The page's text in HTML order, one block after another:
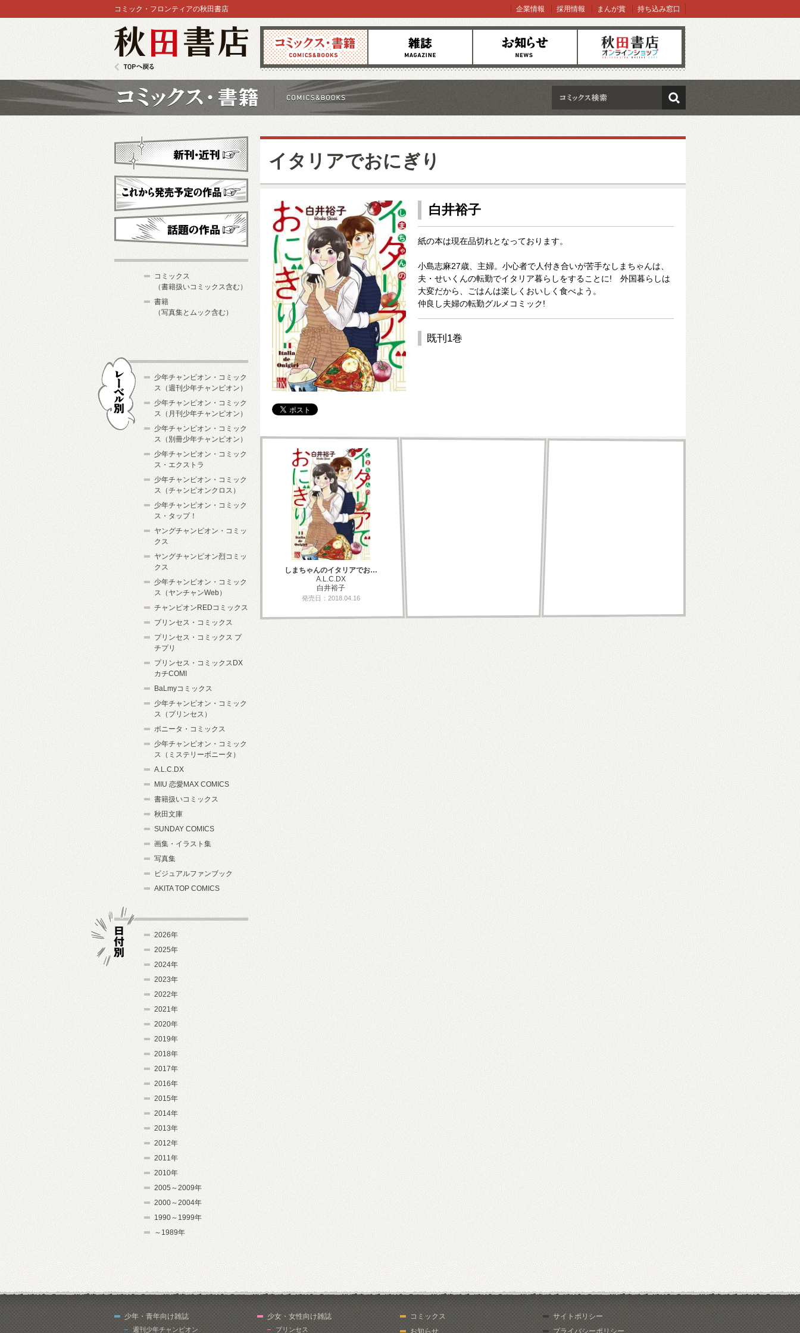
コミックス 雑誌 お知らせ オンラインショップ
コミック・フロンティアの秋田書店 企業情報 採用情報 まんが賞 持ち込み窓口
検索
イタリアでおにぎり
白井裕子
紙の本は現在品切れとなっております。
小島志麻27歳、主婦。小心者で人付き合いが苦手なしまちゃんは、
夫・せいくんの転勤でイタリア暮らしをすることに! 外国暮らしは
大変だから、ごはんは楽しくおいしく食べよう。
仲良し夫婦の転勤グルメコミック!
既刊1巻
しまちゃんのイタリアでお…
A.L.C.DX
白井裕子
発売日：2018.04.16
新刊・近刊
これから発売予定
コミックス
（書籍扱いコミックス含む）
書籍
（写真集とムック含む）
少年チャンピオン・コミック
ス（週刊少年チャンピオン）
少年チャンピオン・コミック
ス（月刊少年チャンピオン）
少年チャンピオン・コミック
ス（別冊少年チャンピオン）
少年チャンピオン・コミック
ス・エクストラ
少年チャンピオン・コミック
ス（チャンピオンクロス）
少年チャンピオン・コミック
ス・タップ！
ヤングチャンピオン・コミッ
クス
ヤングチャンピオン烈コミッ
クス
少年チャンピオン・コミック
ス（ヤンチャンWeb）
チャンピオンREDコミックス
プリンセス・コミックス
プリンセス・コミックス プ
チプリ
プリンセス・コミックスDX
カチCOMI
BaLmyコミックス
少年チャンピオン・コミック
ス（プリンセス）
ボニータ・コミックス
少年チャンピオン・コミック
ス（ミステリーボニータ）
A.L.C.DX
MIU 恋愛MAX COMICS
書籍扱いコミックス
秋田文庫
SUNDAY COMICS
画集・イラスト集
写真集
ビジュアルファンブック
AKITA TOP COMICS
2026年
2025年
2024年
2023年
2022年
2021年
2020年
2019年
2018年
2017年
2016年
2015年
2014年
2013年
2012年
2011年
2010年
2005～2009年
2000～2004年
1990～1999年
～1989年
少年・青年向け雑誌
週刊少年チャンピオン
少女・女性向け雑誌
プリンセス
コミックス
お知らせ
サイトポリシー
プライバシーポリシー